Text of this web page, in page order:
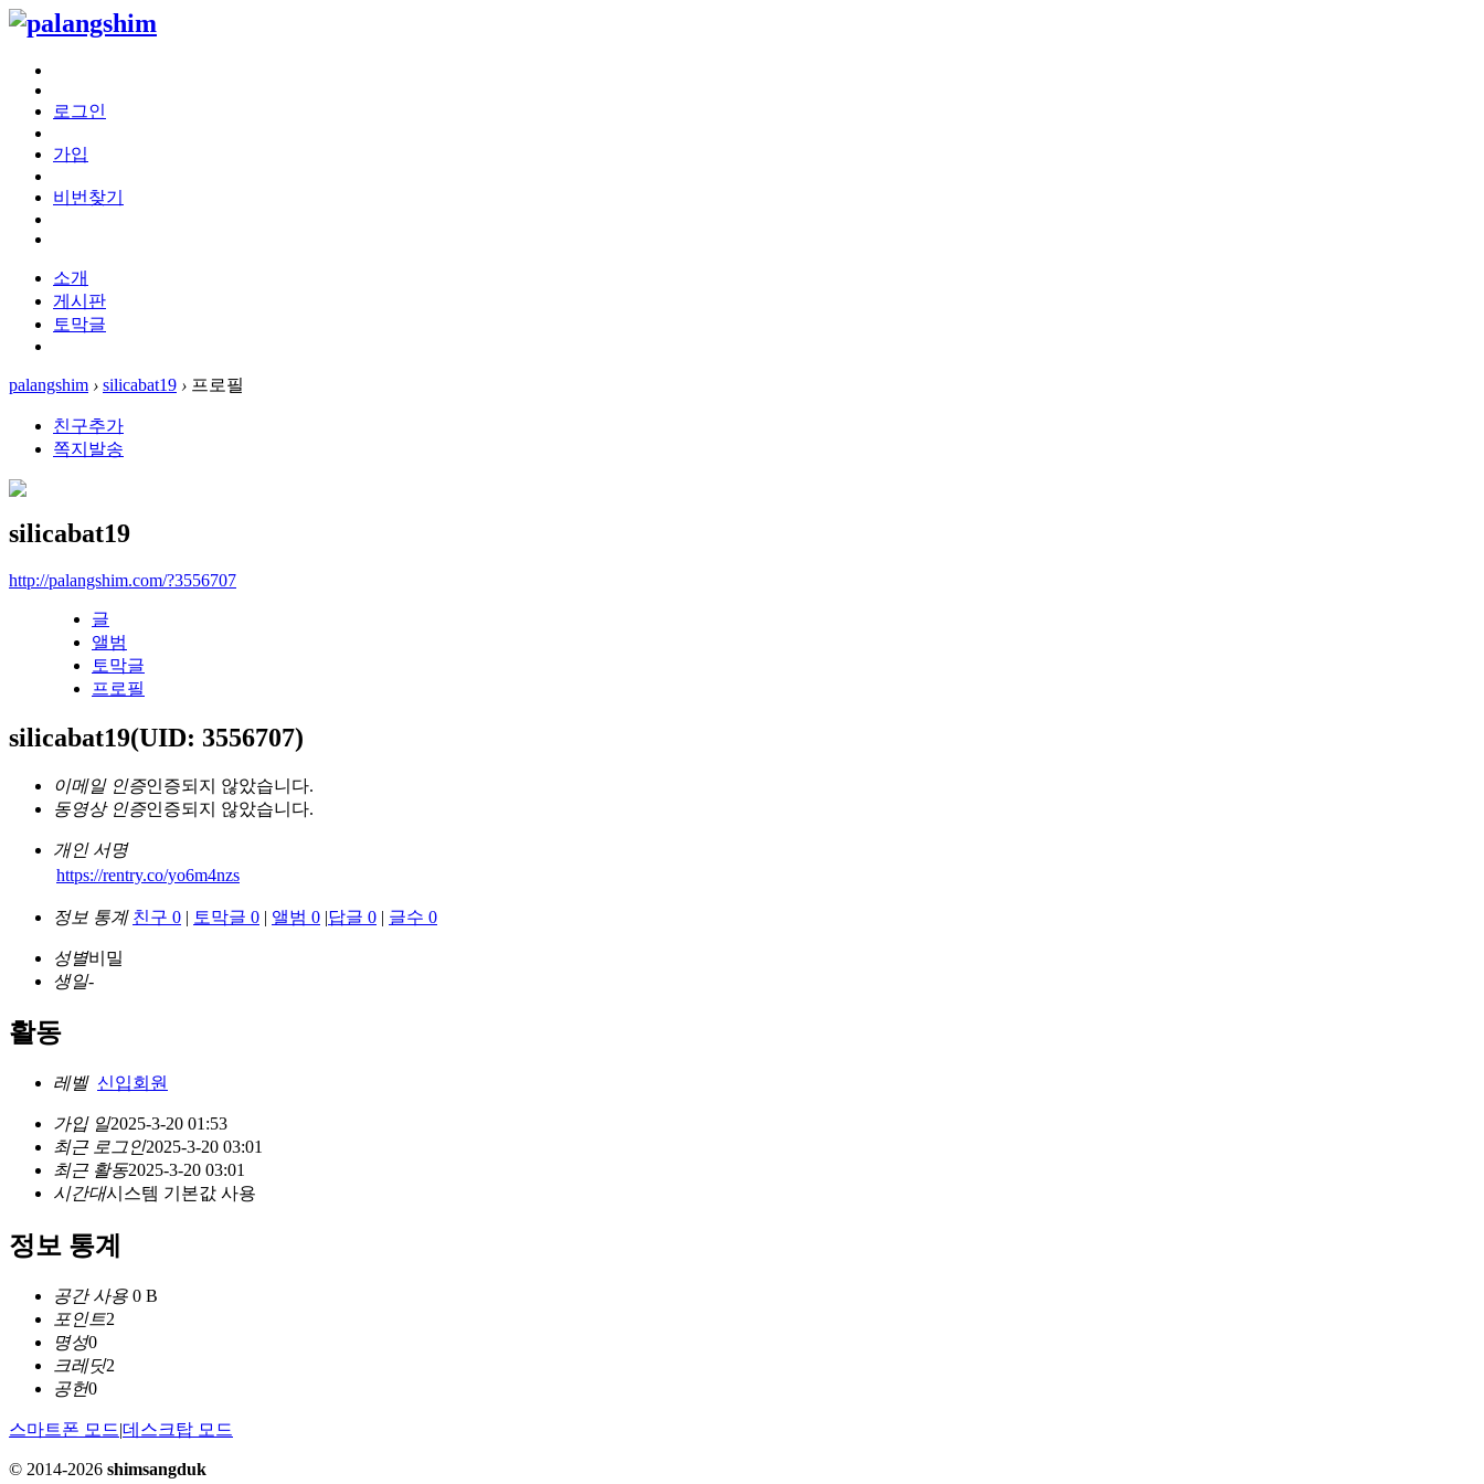
로그인
가입
비번찾기
소개
게시판
토막글
palangshim › silicabat19 › 프로필
친구추가
쪽지발송
silicabat19
http://palangshim.com/?3556707
글
앨범
토막글
프로필
silicabat19(UID: 3556707)
이메일 인증인증되지 않았습니다.
동영상 인증인증되지 않았습니다.
개인 서명
https://rentry.co/yo6m4nzs
정보 통계 친구 0 | 토막글 0 | 앨범 0 |답글 0 | 글수 0
성별비밀
생일-
활동
레벨 신입회원
가입 일2025-3-20 01:53
최근 로그인2025-3-20 03:01
최근 활동2025-3-20 03:01
시간대시스템 기본값 사용
정보 통계
공간 사용 0 B
포인트2
명성0
크레딧2
공헌0
스마트폰 모드|데스크탑 모드
© 2014-2026 shimsangduk